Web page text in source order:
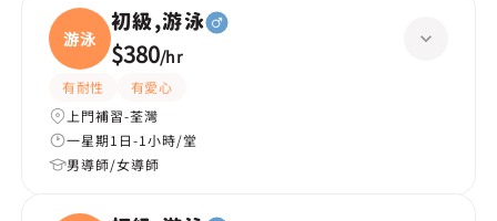
游泳
初級,游泳
$380/hr
有耐性
有愛心
上門補習-荃灣
一星期1日-1小時/堂
男導師/女導師